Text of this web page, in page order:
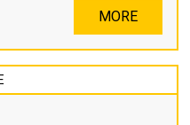
MORE